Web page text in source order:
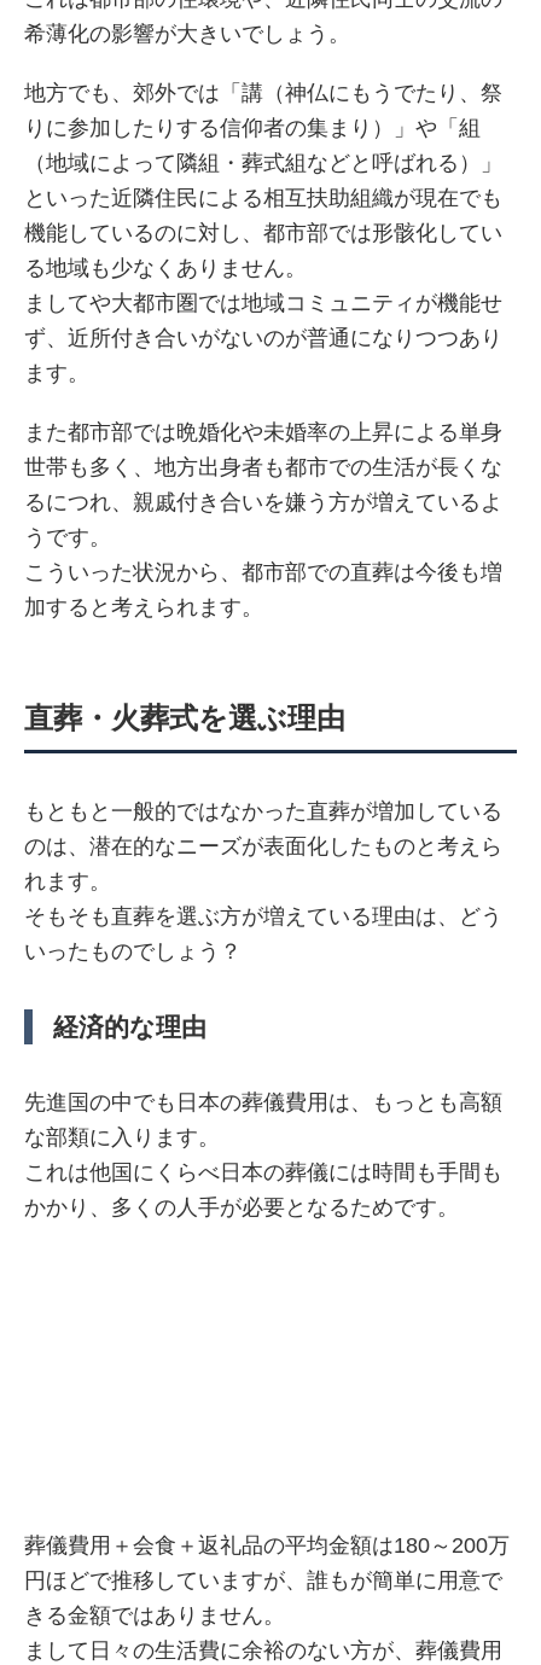
希薄化の影響が大きいでしょう。
地方でも、郊外では「講（神仏にもうでたり、祭
りに参加したりする信仰者の集まり）」や「組
（地域によって隣組・葬式組などと呼ばれる）」
といった近隣住民による相互扶助組織が現在でも
機能しているのに対し、都市部では形骸化してい
る地域も少なくありません。
ましてや大都市圏では地域コミュニティが機能せ
ず、近所付き合いがないのが普通になりつつあり
ます。
また都市部では晩婚化や未婚率の上昇による単身
世帯も多く、地方出身者も都市での生活が長くな
るにつれ、親戚付き合いを嫌う方が増えているよ
うです。
こういった状況から、都市部での直葬は今後も増
加すると考えられます。
直葬・火葬式を選ぶ理由
もともと一般的ではなかった直葬が増加している
のは、潜在的なニーズが表面化したものと考えら
れます。
そもそも直葬を選ぶ方が増えている理由は、どう
いったものでしょう？
経済的な理由
先進国の中でも日本の葬儀費用は、もっとも高額
な部類に入ります。
これは他国にくらべ日本の葬儀には時間も手間も
かかり、多くの人手が必要となるためです。
葬儀費用＋会食＋返礼品の平均金額は180～200万
円ほどで推移していますが、誰もが簡単に用意で
きる金額ではありません。
まして日々の生活費に余裕のない方が、葬儀費用